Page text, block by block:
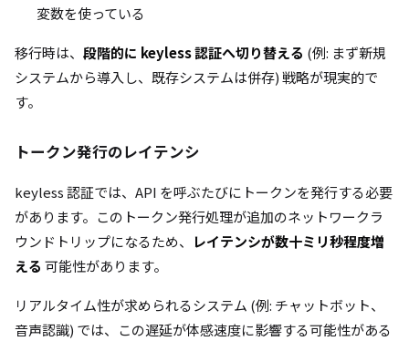
変数を使っている
移行時は、 段階的に keyless 認証へ切り替える (例: まず新規
システムから導入し、既存システムは併存) 戦略が現実的で
す。
トークン発行のレイテンシ
keyless 認証では、API を呼ぶたびにトークンを発行する必要
があります。このトークン発行処理が追加のネットワークラ
ウンドトリップになるため、
レイテンシが数十ミリ秒程度増
える 可能性があります。
リアルタイム性が求められるシステム (例: チャットボット、
音声認識) では、この遅延が体感速度に影響する可能性がある